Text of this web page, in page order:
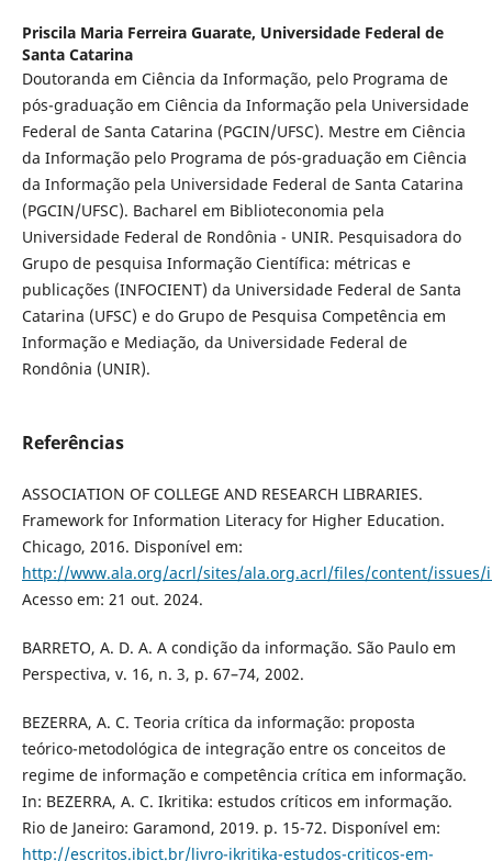
Priscila Maria Ferreira Guarate, Universidade Federal de
Santa Catarina
Doutoranda em Ciência da Informação, pelo Programa de
pós-graduação em Ciência da Informação pela Universidade
Federal de Santa Catarina (PGCIN/UFSC). Mestre em Ciência
da Informação pelo Programa de pós-graduação em Ciência
da Informação pela Universidade Federal de Santa Catarina
(PGCIN/UFSC). Bacharel em Biblioteconomia pela
Universidade Federal de Rondônia - UNIR. Pesquisadora do
Grupo de pesquisa Informação Científica: métricas e
publicações (INFOCIENT) da Universidade Federal de Santa
Catarina (UFSC) e do Grupo de Pesquisa Competência em
Informação e Mediação, da Universidade Federal de
Rondônia (UNIR).
Referências
ASSOCIATION OF COLLEGE AND RESEARCH LIBRARIES.
Framework for Information Literacy for Higher Education.
Chicago, 2016. Disponível em:
http://www.ala.org/acrl/sites/ala.org.acrl/files/content/issues/
Acesso em: 21 out. 2024.
BARRETO, A. D. A. A condição da informação. São Paulo em
Perspectiva, v. 16, n. 3, p. 67–74, 2002.
BEZERRA, A. C. Teoria crítica da informação: proposta
teórico-metodológica de integração entre os conceitos de
regime de informação e competência crítica em informação.
In: BEZERRA, A. C. Ikritika: estudos críticos em informação.
Rio de Janeiro: Garamond, 2019. p. 15-72. Disponível em:
http://escritos.ibict.br/livro-ikritika-estudos-criticos-em-